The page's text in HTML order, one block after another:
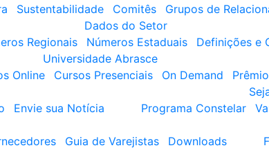
Sustentabilidade Comitês Grupos de
Dados do Setor
Regionais Números Estaduais Definições e
Universidade Abrasce
Online Cursos Presenciais On Demand
Envie sua Notícia
Programa Constelar
Guia de Varejistas Downloads